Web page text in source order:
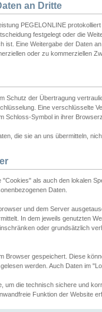
an Dritte
PEGELONLINE
festgelegt oder die
ist. Eine Weitergabe der Daten
oder zu kommerziellen
Schutz der Übertragung
Eine verschlüsselte
Schloss-Symbol in ihrer
die sie an uns übermitteln,
als auch den lokalen
Daten.
und dem Server
In dem jeweils genutzten
oder grundsätzlich
Browser gespeichert. Diese
werden. Auch Daten im
um die technisch sichere und
Funktion der Website